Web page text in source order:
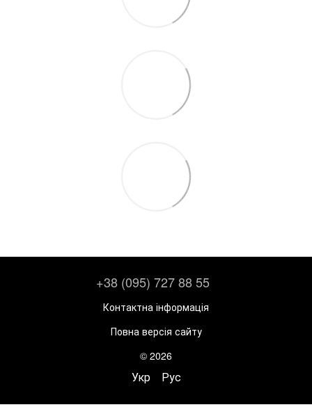
+38 (095) 727 88 55
Контактна інформація
Повна версія сайту
© 2026
Укр Рус